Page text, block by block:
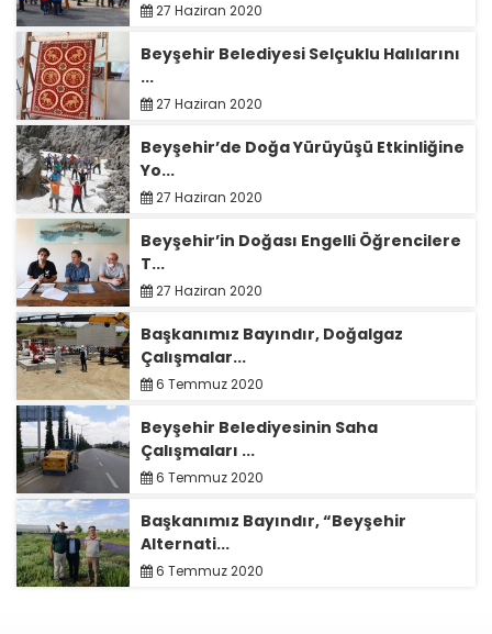
27 Haziran 2020
Beyşehir Belediyesi Selçuklu Halılarını
...
27 Haziran 2020
Beyşehir’de Doğa Yürüyüşü Etkinliğine
Yo...
27 Haziran 2020
Beyşehir’in Doğası Engelli Öğrencilere
T...
27 Haziran 2020
Başkanımız Bayındır, Doğalgaz
Çalışmalar...
6 Temmuz 2020
Beyşehir Belediyesinin Saha
Çalışmaları ...
6 Temmuz 2020
Başkanımız Bayındır, “Beyşehir
Alternati...
6 Temmuz 2020